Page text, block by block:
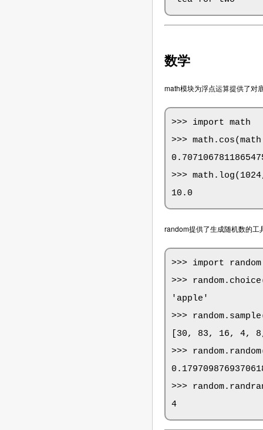
数学
math模块为浮点运算提供了对
>>> import math
>>>
>>>
10.0
random提供了生成随机数的工
>>> import random
>>>
'apple'
>>>
[30, 83, 16, 4,
>>>
>>>
4